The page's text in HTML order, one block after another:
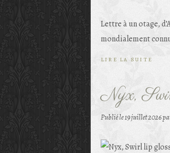
Lettre à un otage,
mondialement
LIRE LA SUITE
Nyx,
Publié le19 juillet 2026